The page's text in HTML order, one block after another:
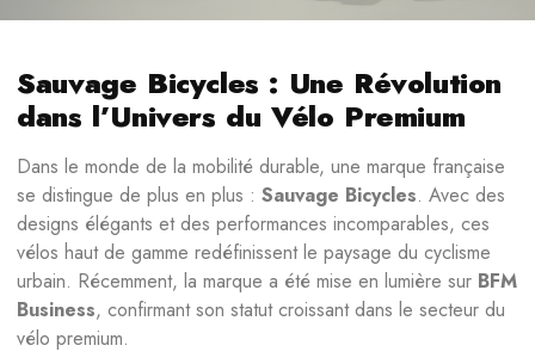
Sauvage Bicycles : Une Révolution
dans l’Univers du Vélo Premium
Dans le monde de la mobilité durable, une marque française
se distingue de plus en plus :Sauvage Bicycles. Avec des
designs élégants et des performances incomparables, ces
vélos haut de gamme redéfinissent le paysage du cyclisme
urbain. Récemment, la marque a été mise en lumière sur BFM
Business, confirmant son statut croissant dans le secteur du
vélo premium.